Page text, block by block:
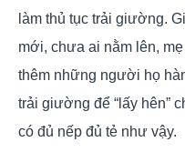
làm thủ tục trải giường.
mới, chưa ai nằm lên,
thêm những người họ
trải giường để “lấy hên”
có đủ nếp đủ tẻ như vậy.